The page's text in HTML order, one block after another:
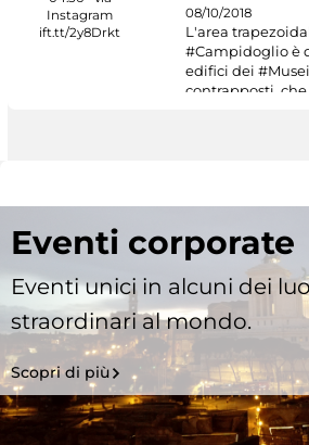
08/10/2018
L'area
#Campidoglio è
edifici dei
contrapposti,
Eventi corporate
Eventi unici in alcuni dei
straordinari al mondo.
Scopri di più